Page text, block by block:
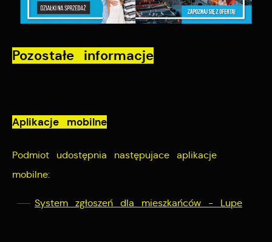
Pozostałe informacje
Aplikacje mobilne
Podmiot udostępnia następujace aplikacje
mobilne:
System zgłoszeń dla mieszkańców - Lupe